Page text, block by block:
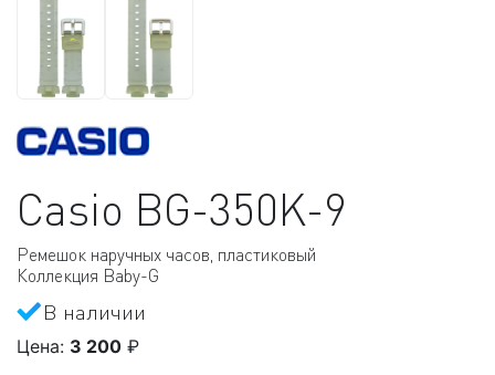
Casio BG-350K-9
Ремешок наручных часов, пластиковый
Коллекция Baby-G
В наличии
Цена: 3 200 ₽